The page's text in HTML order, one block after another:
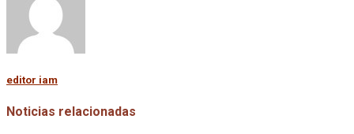
editor iam
Noticias relacionadas